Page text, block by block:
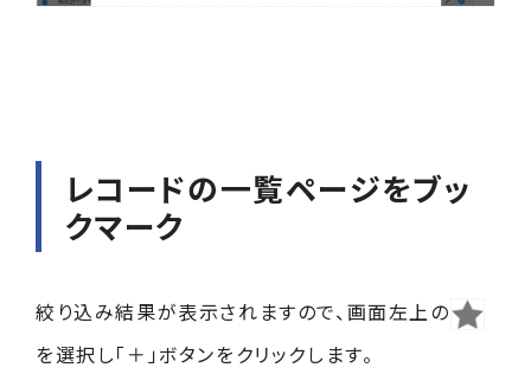
レコードの一覧ページをブッ
クマーク
絞り込み結果が表示されますので、画面左上の
を選択し「＋」ボタンをクリックします。